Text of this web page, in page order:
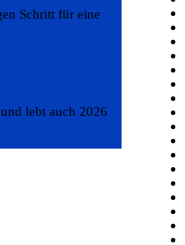
Schritt für eine
lebt auch 2026